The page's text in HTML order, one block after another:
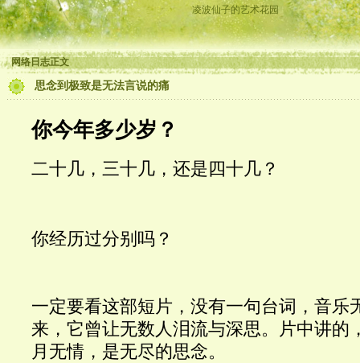
凌波仙子的艺术花园
网络日志正文
思念到极致是无法言说的痛
你今年多少岁？
二十几，三十几，还是四十几？
你经历过分别吗？
一定要看这部短片，没有一句台词，音乐
来，它曾让无数人泪流与深思。片中讲的
月无情， 是无尽的思念。